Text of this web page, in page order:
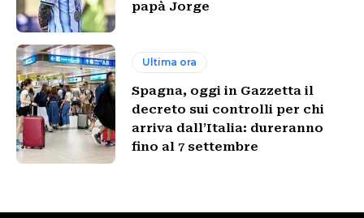
papà Jorge
Ultima ora
Spagna, oggi in Gazzetta il
decreto sui controlli per chi
arriva dall’Italia: dureranno
fino al 7 settembre